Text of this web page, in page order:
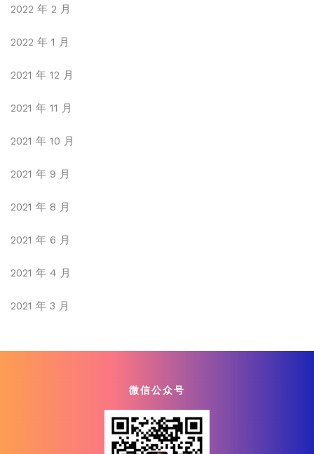
2022 年 2 月
2022 年 1 月
2021 年 12 月
2021 年 11 月
2021 年 10 月
2021 年 9 月
2021 年 8 月
2021 年 6 月
2021 年 4 月
2021 年 3 月
微信公众号